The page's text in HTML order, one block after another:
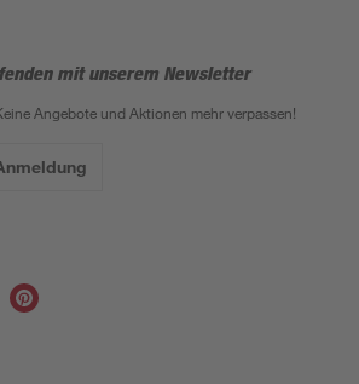
mit unserem Newsletter
Angebote und Aktionen mehr verpassen!